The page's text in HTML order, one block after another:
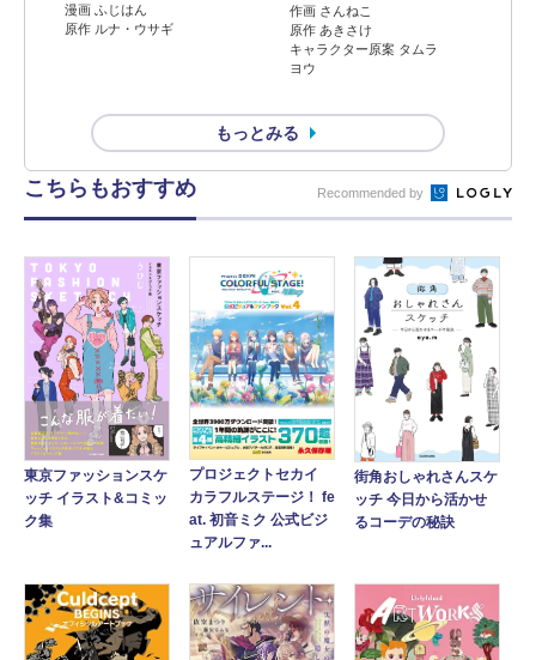
漫画 ふじはん
原作 ルナ・ウサギ
作画 さんねこ
原作 あきさけ
キャラクター原案 タムラ
ヨウ
もっとみる
こちらもおすすめ Recommended by
東京ファッションスケ
ッチ イラスト&コミッ
ク集
プロジェクトセカイ
カラフルステージ！ fe
at. 初音ミク 公式ビジ
ュアルファ...
街角おしゃれさんスケ
ッチ 今日から活かせ
るコーデの秘訣